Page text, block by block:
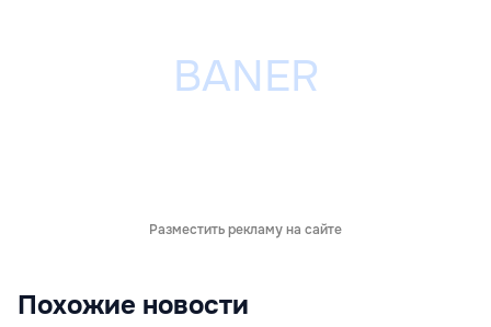
Разместить рекламу на сайте
Похожие новости